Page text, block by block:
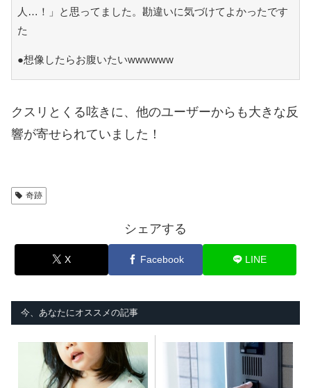
人…！」と思ってました。勘違いに気づけてよかったです
た
●想像したらお腹いたいwwwwww
クスリとくる呟きに、他のユーザーからも大きな反
響が寄せられていました！
奇跡
シェアする
X Facebook LINE
今、あなたにオススメの記事